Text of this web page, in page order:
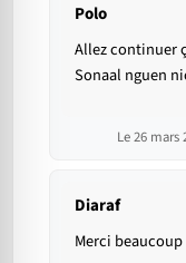
Polo
Allez continuer
Sonaal nguen
Le 26 mars
Diaraf
Merci